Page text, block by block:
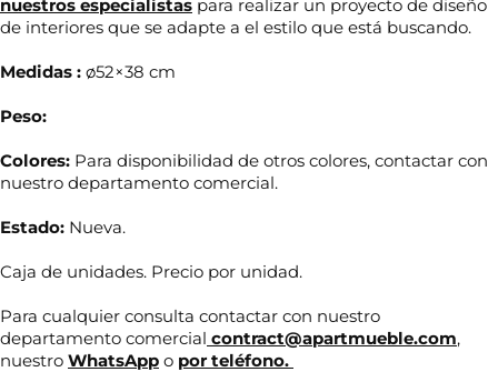
nuestros especialistas para realizar un proyecto de diseño
de interiores que se adapte a el estilo que está buscando.
Medidas : ø52×38 cm
Peso:
Colores: Para disponibilidad de otros colores, contactar con
nuestro departamento comercial.
Estado: Nueva.
Caja de unidades. Precio por unidad.
Para cualquier consulta contactar con nuestro
departamento comercial contract@apartmueble.com,
nuestro WhatsApp o por teléfono.
N
o
b
r
e
T
e